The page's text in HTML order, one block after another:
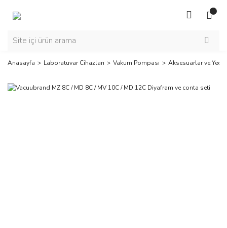
Anasayfa Laboratuvar Cihazları Vakum Pompası Aksesuarlar ve